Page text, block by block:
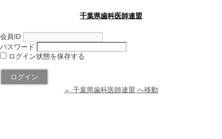
千葉県歯科医師連盟
会員ID
パスワード
ログイン状態を保存する
← 千葉県歯科医師連盟 へ移動